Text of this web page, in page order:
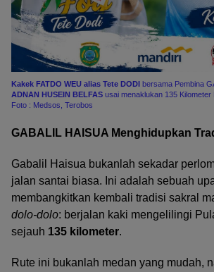
Kakek FATDO WEU alias Tete DODI bersama Pembina
ADNAN HUSEIN BELFAS usai menaklukan 135 Kilometer
Foto : Medsos, Terobos
GABALIL HAISUA Menghidupkan
Gabalil Haisua bukanlah sekadar
jalan santai biasa. Ini adalah sebuah
membangkitkan kembali tradisi sakral
dolo-dolo: berjalan kaki mengelilingi
sejauh 135 kilometer.
Rute ini bukanlah medan yang mudah,